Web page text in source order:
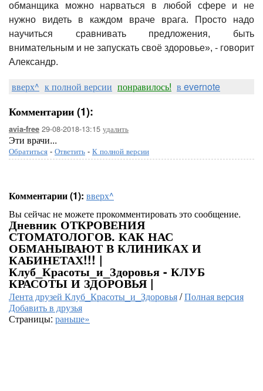
обманщика можно нарваться в любой сфере и не
нужно видеть в каждом враче врага. Просто надо
научиться сравнивать предложения, быть
внимательным и не запускать своё здоровье», - говорит
Александр.
вверх^ к полной версии понравилось! в evernote
Комментарии (1):
avia-free 29-08-2018-13:15 удалить
Эти врачи...
Обратиться - Ответить - К полной версии
Комментарии (1): вверх^
Вы сейчас не можете прокомментировать это сообщение.
Дневник ОТКРОВЕНИЯ
СТОМАТОЛОГОВ. КАК НАС
ОБМАНЫВАЮТ В КЛИНИКАХ И
КАБИНЕТАХ!!! |
Клуб_Красоты_и_Здоровья - КЛУБ
КРАСОТЫ И ЗДОРОВЬЯ |
Лента друзей Клуб_Красоты_и_Здоровья/Полная версия
Добавить в друзья
Страницы: раньше»